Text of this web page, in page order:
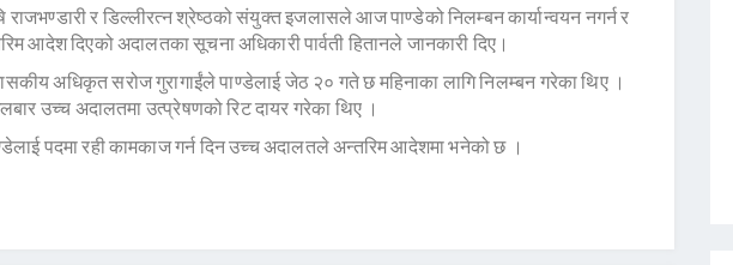
र डिल्लीरत्न श्रेष्ठको संयुक्त इजलासले आज पाण्डेको निलम्बन कार्यान्वयन नगर्न र
आदेश दिएको अदालतका सूचना अधिकारी पार्वती हितानले जानकारी दिए।
अधिकृत सरोज गुरागाईंले पाण्डेलाई जेठ २० गते छ महिनाका लागि निलम्बन गरेका थिए ।
उच्च अदालतमा उत्प्रेषणको रिट दायर गरेका थिए ।
पदमा रही कामकाज गर्न दिन उच्च अदालतले अन्तरिम आदेशमा भनेको छ ।